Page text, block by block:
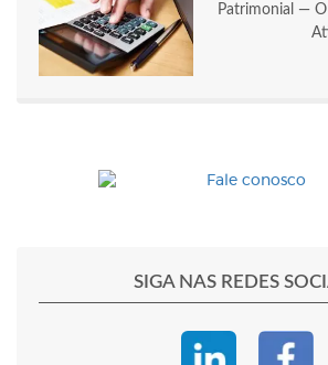
Patrimonial —
SIGA NAS REDES